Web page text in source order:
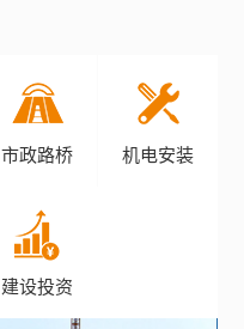
市政路桥 机电安装
建设投资